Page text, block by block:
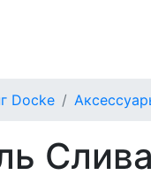
Docke
Слива